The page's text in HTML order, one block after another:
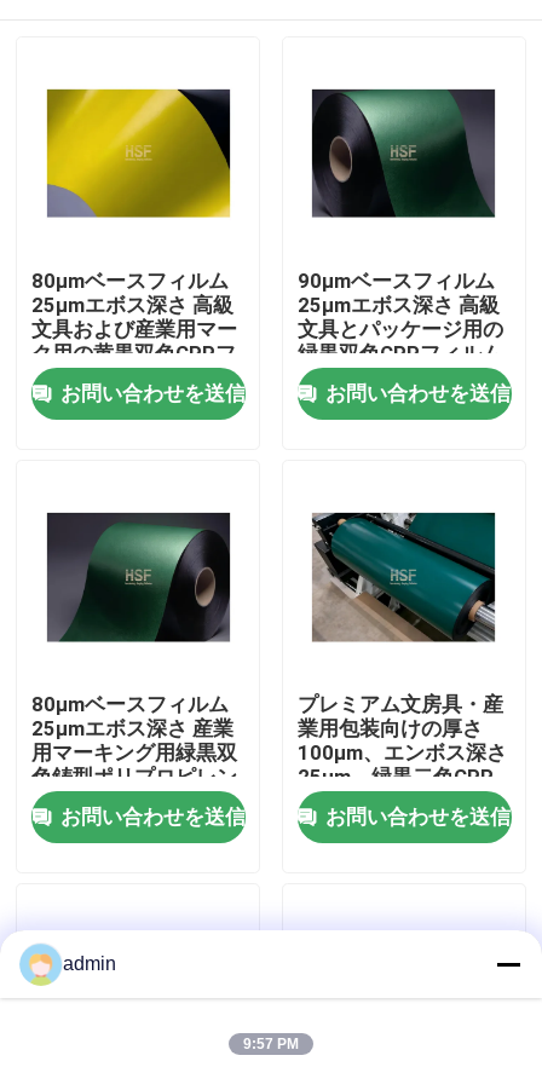
ホーム
ビデオ
企業情報
品質管理
お問い合わせ
高密度ポリエチレンフィルム
低密度ポリエチレンフィルム
80μmベースフィルム
25μmエボス深さ 高級
文具および産業用マー
ク用の黄黒双色CPPフ
ィルム
お問い合わせを送信
90μmベースフィルム
25μmエボス深さ 高級
文具とパッケージ用の
緑黒双色CPPフィルム
お問い合わせを送信
80μmベースフィルム
25μmエボス深さ 産業
用マーキング用緑黒双
色鋳型ポリプロピレン
フィルム
お問い合わせを送信
プレミアム文房具・産
業用包装向けの厚さ
100μm、エンボス深さ
25μm、緑黒二色CPP
フィルム
お問い合わせを送信
admin
9:57 PM